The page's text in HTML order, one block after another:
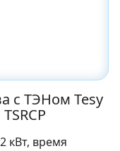
с ТЭНом Tesy
кВт, время